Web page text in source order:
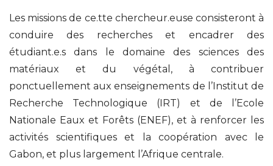
Les missions de ce.tte chercheur.euse consisteront à
conduire des recherches et encadrer des
étudiant.e.s dans le domaine des sciences des
matériaux et du végétal, à contribuer
ponctuellement aux enseignements de l’Institut de
Recherche Technologique (IRT) et de l’Ecole
Nationale Eaux et Forêts (ENEF), et à renforcer les
activités scientifiques et la coopération avec le
Gabon, et plus largement l’Afrique centrale.